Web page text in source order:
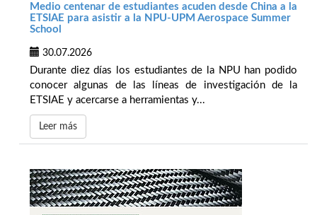
Medio centenar de estudiantes acuden desde China a la
ETSIAE para asistir a la NPU-UPM Aerospace Summer
School
30.07.2026
Durante diez días los estudiantes de la NPU han podido
conocer algunas de las líneas de investigación de la
ETSIAE y acercarse a herramientas y...
Leer más